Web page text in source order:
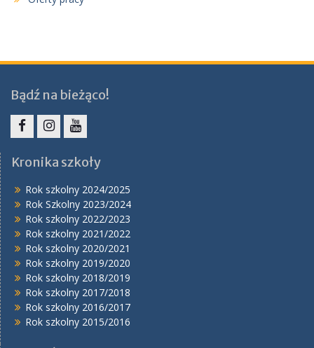
Bądź na bieżąco!
Kronika szkoły
Rok szkolny 2024/2025
Rok Szkolny 2023/2024
Rok szkolny 2022/2023
Rok szkolny 2021/2022
Rok szkolny 2020/2021
Rok szkolny 2019/2020
Rok szkolny 2018/2019
Rok szkolny 2017/2018
Rok szkolny 2016/2017
Rok szkolny 2015/2016